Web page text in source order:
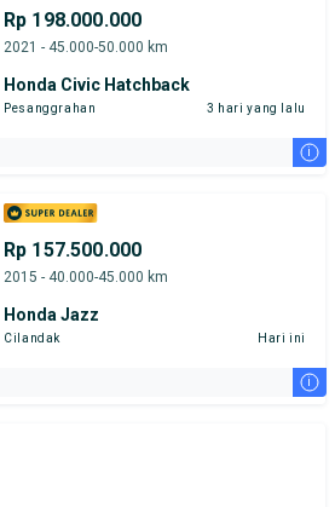
Rp 198.000.000
2021 - 45.000-50.000 km
Honda Civic Hatchback
Pesanggrahan 3 hari yang lalu
i
Rp 157.500.000
2015 - 40.000-45.000 km
Honda Jazz
Cilandak Hari ini
i